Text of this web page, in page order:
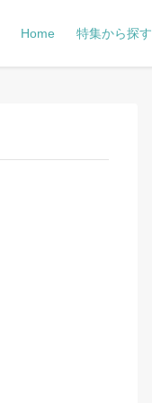
Home 特集から探す